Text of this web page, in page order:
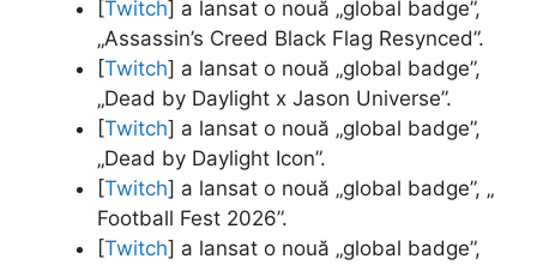
[Twitch] a lansat o nouă „global badge”,
„Assassin’s Creed Black Flag Resynced”.
[Twitch] a lansat o nouă „global badge”,
„Dead by Daylight x Jason Universe”.
[Twitch] a lansat o nouă „global badge”,
„Dead by Daylight Icon”.
[Twitch] a lansat o nouă „global badge”, „
Football Fest 2026”.
[Twitch] a lansat o nouă „global badge”,